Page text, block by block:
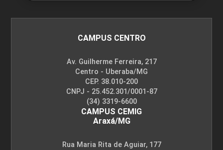
CAMPUS CENTRO
Av. Guilherme Ferreira, 217
Centro - Uberaba/MG
CEP. 38.010-200
CNPJ - 25.452.301/0001-87
(34) 3319-6600
CAMPUS CEMIG
Araxá/MG
Rua Maria Rita de Aguiar, 177